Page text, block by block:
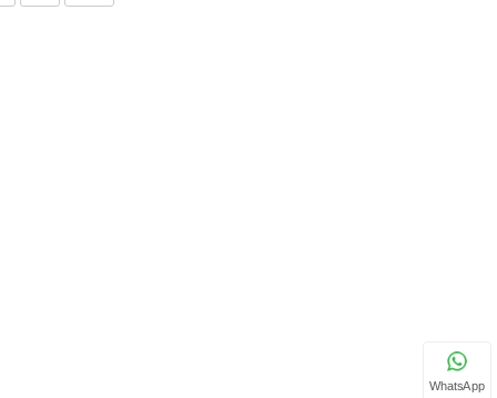
WhatsApp